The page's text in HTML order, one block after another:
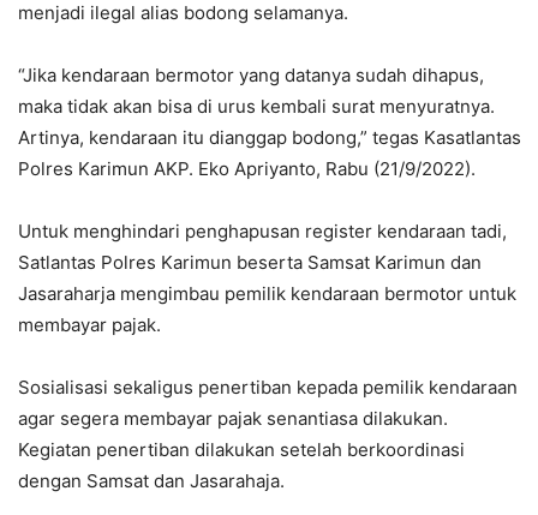
menjadi ilegal alias bodong selamanya.
“Jika kendaraan bermotor yang datanya sudah dihapus,
maka tidak akan bisa di urus kembali surat menyuratnya.
Artinya, kendaraan itu dianggap bodong,” tegas Kasatlantas
Polres Karimun AKP. Eko Apriyanto, Rabu (21/9/2022).
Untuk menghindari penghapusan register kendaraan tadi,
Satlantas Polres Karimun beserta Samsat Karimun dan
Jasaraharja mengimbau pemilik kendaraan bermotor untuk
membayar pajak.
Sosialisasi sekaligus penertiban kepada pemilik kendaraan
agar segera membayar pajak senantiasa dilakukan.
Kegiatan penertiban dilakukan setelah berkoordinasi
dengan Samsat dan Jasarahaja.